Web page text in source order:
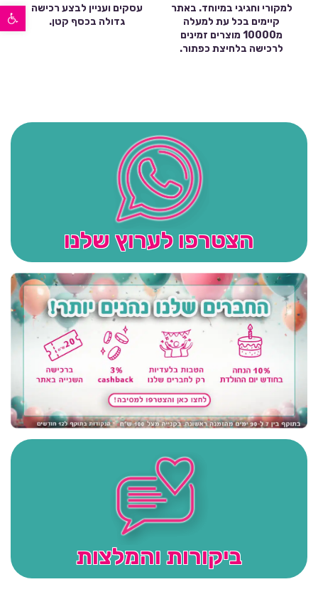
פתח סרגל נגישות
למקורי וחגיגי במיוחד. באתר
קיימים בכל עת למעלה
מ10000 מוצרים זמינים
לרכישה בלחיצת כפתור.
עסקים ועניין לבצע רכישה
גדולה בכסף קטן.
הצטרפו לערוץ שלנו
ביקורות והמלצות